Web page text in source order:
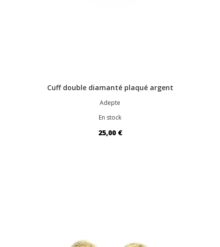
Cuff double diamanté plaqué argent
Adepte
En stock
25,00 €